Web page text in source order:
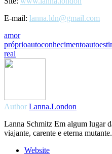
E-mail: lanna.ldn@gmail.com
amor
próprioautoconhecimento
real
Author Lanna.London
Lanna Schmitz Em algum lugar
viajante, carente e eterna mutante.
Website